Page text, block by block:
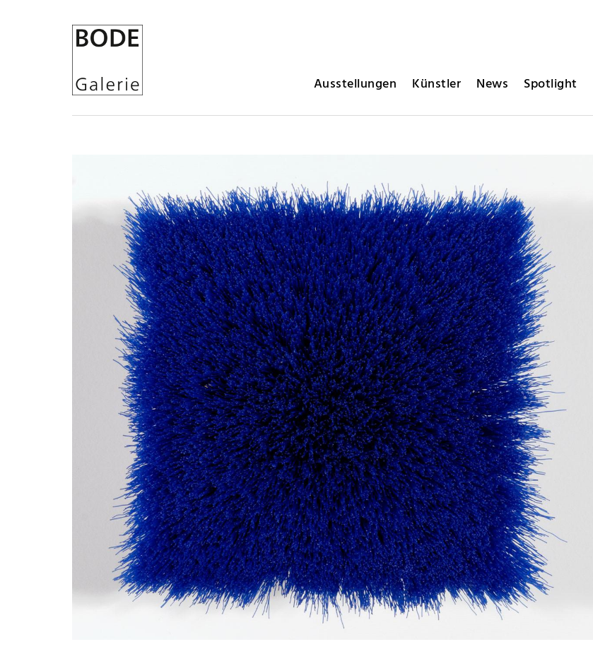
Ausstellungen Künstler News Spotlight